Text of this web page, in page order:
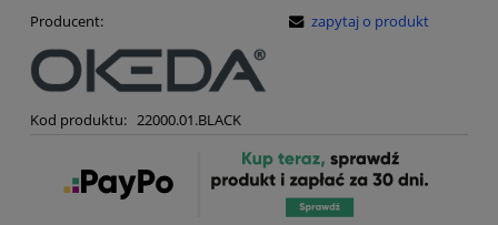
Producent:
Kod produktu: 22000.01.BLACK
zapytaj o produkt